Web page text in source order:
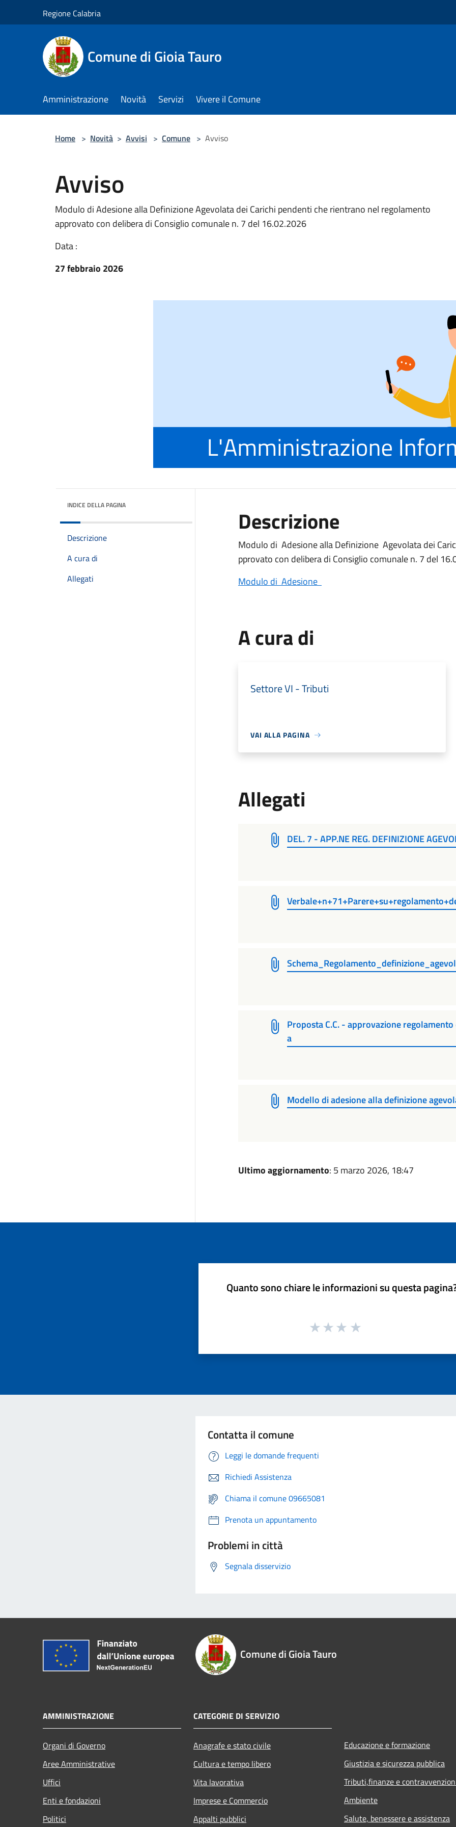
Regione Calabria
Comune di Gioia Tauro
Amministrazione Novità Servizi Vivere il Comune
Home > Novità > Avvisi > Comune > Avviso
Avviso
Modulo di Adesione alla Definizione Agevolata dei Carichi pendenti che rientrano nel regolamento
approvato con delibera di Consiglio comunale n. 7 del 16.02.2026
Data :
27 febbraio 2026
INDICE DELLA PAGINA
Descrizione
A cura di
Allegati
Descrizione
Modulo di Adesione alla Definizione Agevolata dei
pprovato con delibera di Consiglio comunale n. 7 del
Modulo di Adesione
A cura di
Settore VI - Tributi
VAI ALLA PAGINA
Allegati
DEL. 7 - APP.NE REG. DEFINIZIONE
Proposta C.C. - approvazione
a
Modello di adesione alla definizione
Ultimo aggiornamento: 5 marzo 2026, 18:47
Quanto sono chiare le informazioni su questa
Contatta il comune
Leggi le domande frequenti
Richiedi Assistenza
Chiama il comune 09665081
Prenota un appuntamento
Problemi in città
Segnala disservizio
Comune di Gioia Tauro
AMMINISTRAZIONE
Organi di Governo
Aree Amministrative
Uffici
Enti e fondazioni
Politici
CATEGORIE DI SERVIZIO
Anagrafe e stato civile
Cultura e tempo libero
Vita lavorativa
Imprese e Commercio
Appalti pubblici
Educazione e formazione
Giustizia e sicurezza pubblica
Tributi,finanze e
Ambiente
Salute, benessere e assistenza